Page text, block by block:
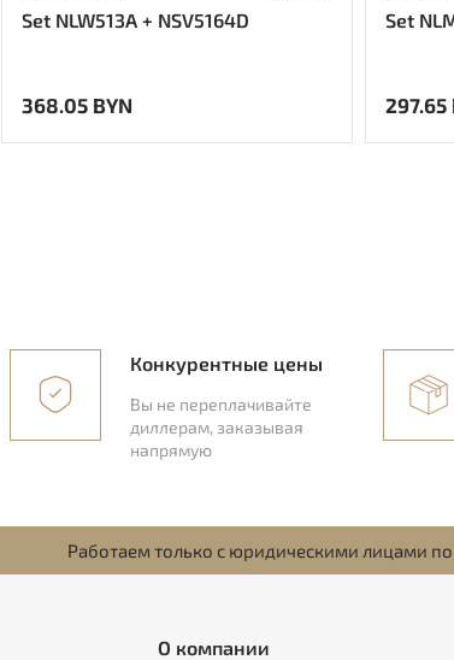
Set NLW513A + NSV5164D
368.05 BYN
Set
297.65
Конкурентные цены
Вы не переплачивайте
диллерам, заказывая
напрямую
Работаем только с юридическими лицами
О компании